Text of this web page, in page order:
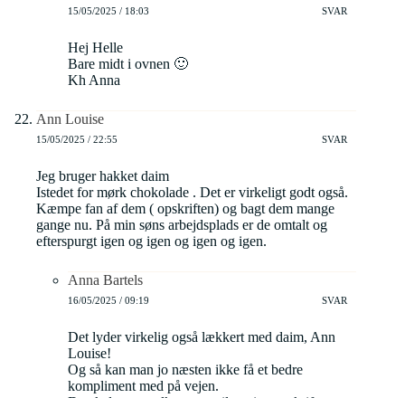
15/05/2025 / 18:03 SVAR
Hej Helle
Bare midt i ovnen 🙂
Kh Anna
Ann Louise
15/05/2025 / 22:55 SVAR
Jeg bruger hakket daim
Istedet for mørk chokolade . Det er virkeligt godt også.
Kæmpe fan af dem ( opskriften) og bagt dem mange
gange nu. På min søns arbejdsplads er de omtalt og
efterspurgt igen og igen og igen og igen.
Anna Bartels
16/05/2025 / 09:19 SVAR
Det lyder virkelig også lækkert med daim, Ann
Louise!
Og så kan man jo næsten ikke få et bedre
kompliment med på vejen.